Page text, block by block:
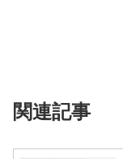
関連記事